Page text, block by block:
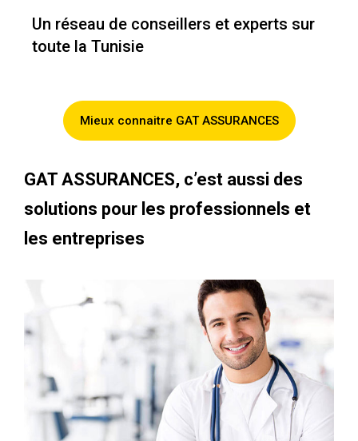
Un réseau de conseillers et experts sur
toute la Tunisie
Mieux connaitre GAT ASSURANCES
GAT ASSURANCES, c’est aussi des
solutions pour les professionnels et
les entreprises